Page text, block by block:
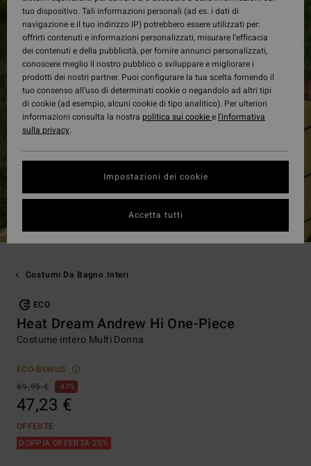
Costumi Da Bagno Interi
ECO
Heat Dream Andrew Hi One-Piece
Costume intero Multi Donna
ECO-BONUS
89,95 €
47%
47,23 €
OFFERTE
DOPPIA OFFERTA 25%
tuo dispositivo. Tali informazioni personali (ad es. i dati di
navigazione e il tuo indirizzo IP) potrebbero essere utilizzati per:
offrirti contenuti e informazioni personalizzati, misurare l’efficacia
dei contenuti e della pubblicità, per fornire annunci personalizzati,
conoscere meglio il nostro pubblico o sviluppare e migliorare i
prodotti dei nostri partner. Puoi configurare la tua scelta fornendo il
tuo consenso all’uso di determinati cookie o negandolo ad altri tipi
di cookie (ad esempio, alcuni cookie di tipo analitico). Per ulteriori
informazioni consulta la nostra politica sui cookiee l'informativa
sulla privacy.
Impostazioni dei cookie
Accetta tutti